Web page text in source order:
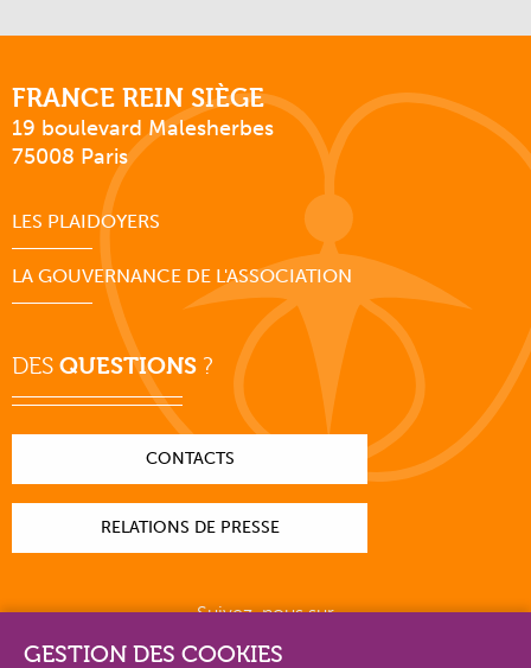
FRANCE REIN SIÈGE
19 boulevard Malesherbes
75008 Paris
LES PLAIDOYERS
LA GOUVERNANCE DE L'ASSOCIATION
DES QUESTIONS ?
CONTACTS
RELATIONS DE PRESSE
Suivez-nous sur
GESTION DES COOKIES